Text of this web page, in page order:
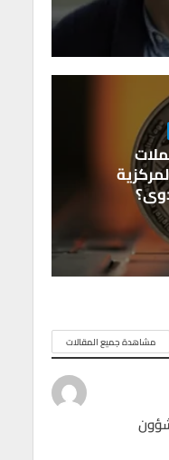
مشاهدة جميع المقالات